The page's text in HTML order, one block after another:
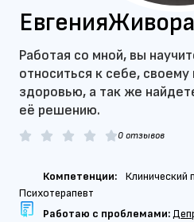
ЕвгенияЖивора
Работая со мной, вы
относиться к себе,
здоровью, а так же
её решению.
    0 отзывов
Компетенции: Клинический
Психотерапевт
Работаю с проблемами: